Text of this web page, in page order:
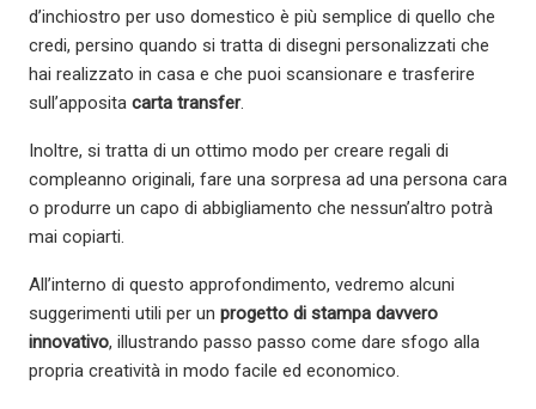
d’inchiostro per uso domestico è più semplice di quello che
credi, persino quando si tratta di disegni personalizzati che
hai realizzato in casa e che puoi scansionare e trasferire
sull’apposita carta transfer.
Inoltre, si tratta di un ottimo modo per creare regali di
compleanno originali, fare una sorpresa ad una persona cara
o produrre un capo di abbigliamento che nessun’altro potrà
mai copiarti.
All’interno di questo approfondimento, vedremo alcuni
suggerimenti utili per un progetto di stampa davvero
innovativo, illustrando passo passo come dare sfogo alla
propria creatività in modo facile ed economico.